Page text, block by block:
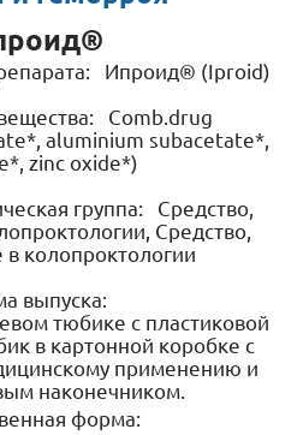
Ипроид® (Iproid)
Comb.drug
aluminium subacetate*,
zinc oxide*)
группа: Средство,
Средство,
колопроктологии
выпуска:
тюбике с пластиковой
в картонной коробке с
применению и
наконечником.
форма: